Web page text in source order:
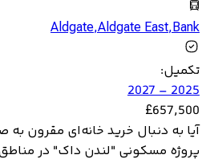
Aldgate,Aldgate East,Bank
تکمیل:
2025 – 2027
£657,500
آیا به دنبال خرید خانه‌ای مقرون
پروژه مسکونی "لندن داک" در